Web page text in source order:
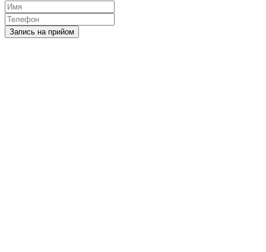
Запись на прийом